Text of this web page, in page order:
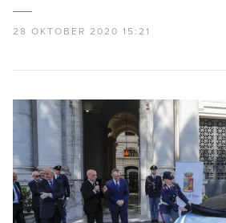
28 OKTOBER 2020 15:21